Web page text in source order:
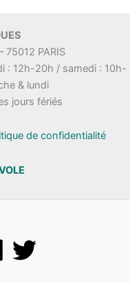
75012 PARIS
: 12h-20h / samedi : 10h-
& lundi
jours fériés
de confidentialité